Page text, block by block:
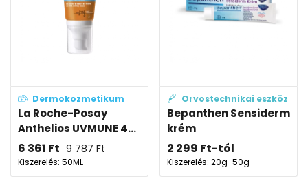
Dermokozmetikum
La Roche-Posay
Anthelios UVMUNE 4...
6 361 Ft 9 787Ft
Kiszerelés: 50ML
Orvostechnikai eszköz
Bepanthen Sensiderm
krém
2 299 Ft-tól
Kiszerelés: 20g-50g